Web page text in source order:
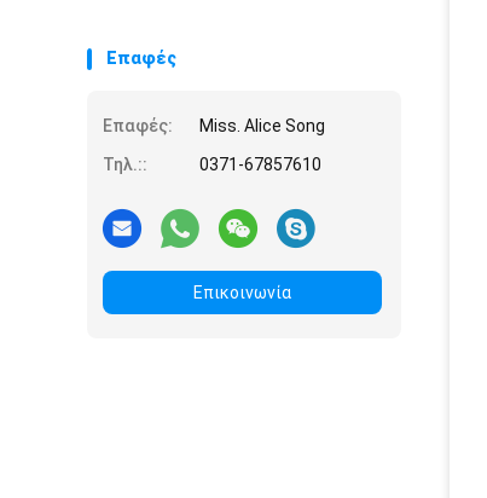
Επαφές
Επαφές:
Miss. Alice Song
Τηλ.::
0371-67857610
Επικοινωνία